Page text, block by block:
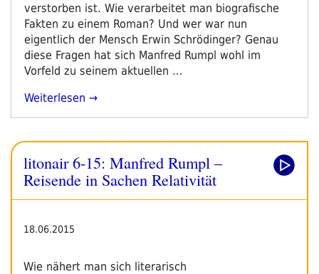
verstorben ist. Wie verarbeitet man biografische
Fakten zu einem Roman? Und wer war nun
eigentlich der Mensch Erwin Schrödinger? Genau
diese Fragen hat sich Manfred Rumpl wohl im
Vorfeld zu seinem aktuellen …
„litonair
Manfred
Rumpl
–
Sachen
Relativität“
Weiterlesen
litonair 6-15: Manfred Rumpl –
Reisende in Sachen Relativität
18.06.2015
Wie nähert man sich literarisch